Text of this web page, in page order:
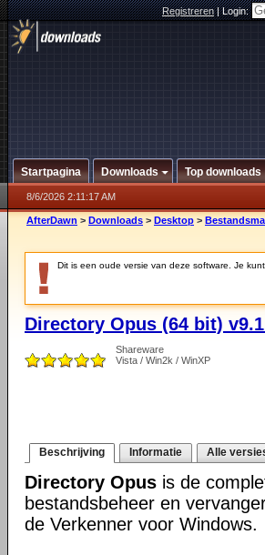
Registreren|Login:
Startpagina Downloads Top downloads
8/6/2026 2:11:17 AM
AfterDawn > Downloads > Desktop >
Dit is een oude versie van deze software. Je
Directory Opus (64 bit)
Shareware
Vista / Win2k / WinXP
Beschrijving Informatie Alle
Directory Opus is de
bestandsbeheer en
de Verkenner voor Windows.